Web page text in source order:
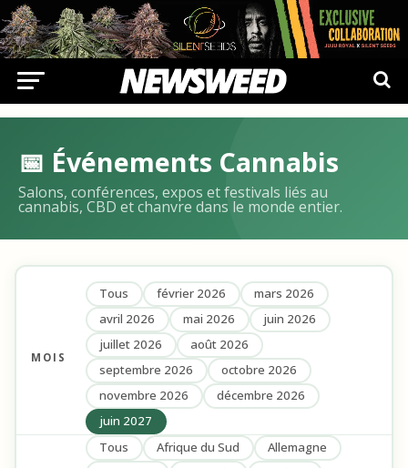
📅 Événements Cannabis
Salons, conférences, expos et festivals liés au
cannabis, CBD et chanvre dans le monde entier.
MOIS
Tous février 2026
mars 2026
avril 2026
mai 2026
juin 2026
juillet 2026
août 2026
septembre 2026
octobre 2026
novembre 2026
décembre 2026
juin 2027
Tous Afrique du Sud
Allemagne